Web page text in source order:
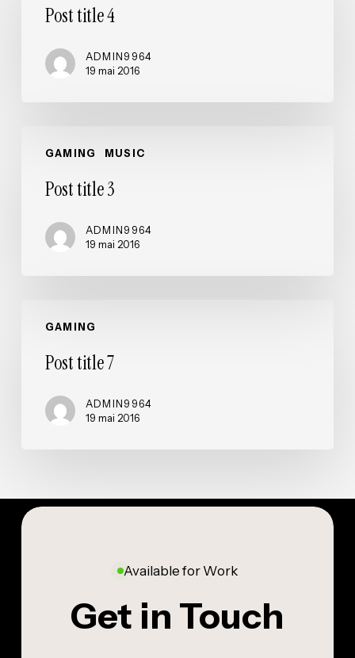
Post title 4
ADMIN9964
19 mai 2016
GAMING MUSIC
Post title 3
ADMIN9964
19 mai 2016
GAMING
Post title 7
ADMIN9964
19 mai 2016
Available for Work
Get in Touch